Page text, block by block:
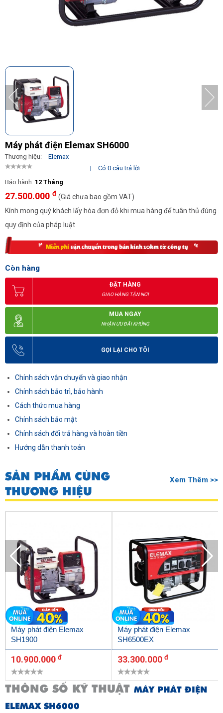
Máy phát điện Elemax SH6000
Thương hiệu:
Elemax
|
Có 0 câu trả lời
Bảo hành: 12 Tháng
27.500.000 đ (Giá chưa bao gồm VAT)
Kính mong quý khách lấy hóa đơn đỏ khi mua hàng để tuân thủ đúng
quy định của pháp luật
Còn hàng
ĐẶT HÀNG
GIAO HÀNG TẬN NƠI
MUA NGAY
NHẬN ƯU ĐÃI KHỦNG
GỌI LẠI CHO TÔI
Chính sách vận chuyển và giao nhận
Chính sách bảo trì, bảo hành
Cách thức mua hàng
Chính sách bảo mật
Chính sách đổi trả hàng và hoàn tiền
Hướng dẫn thanh toán
SẢN PHẨM CÙNG
THƯƠNG HIỆU
Xem Thêm >>
Máy phát điện Elemax
SH1900
10.900.000 đ
Máy phát điện Elemax
SH6500EX
33.300.000 đ
THÔNG SỐ KỸ THUẬT MÁY PHÁT ĐIỆN
ELEMAX SH6000